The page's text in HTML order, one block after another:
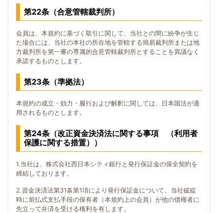
第22条（合意管轄裁判所）
会員は、本規約に基づく取引に関して、当社との間に紛争が生じ
た場合には、当社の本社の所在地を管轄する簡易裁判所または地
方裁判所を第一審の専属的合意管轄裁判所とすることを異議なく
承諾するものとします。
第23条（準拠法）
本規約の成立・効力・履行および解釈に関しては、日本国法が適
用されるものとします。
第24条（改正資金決済法に関する事項 （利用者
保護に関する措置））
1.当社は、株式会社西日本シティ銀行と発行保証金の保全契約を
締結しております。
2.資金決済法第31条第1項により発行保証金について、当社破綻
時に前払式支払手段の保有者（本規約上の会員）が他の債権者に
先立って弁済を受ける権利を有します。